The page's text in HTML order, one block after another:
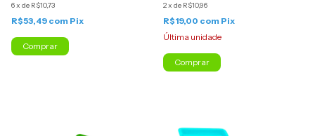
6x de R$10,73
R$53,49 com Pix
Comprar
2x de R$10,96
R$19,00 com Pix
Última unidade
Comprar